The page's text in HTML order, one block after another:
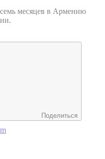
месяцев в Армению
Поделиться